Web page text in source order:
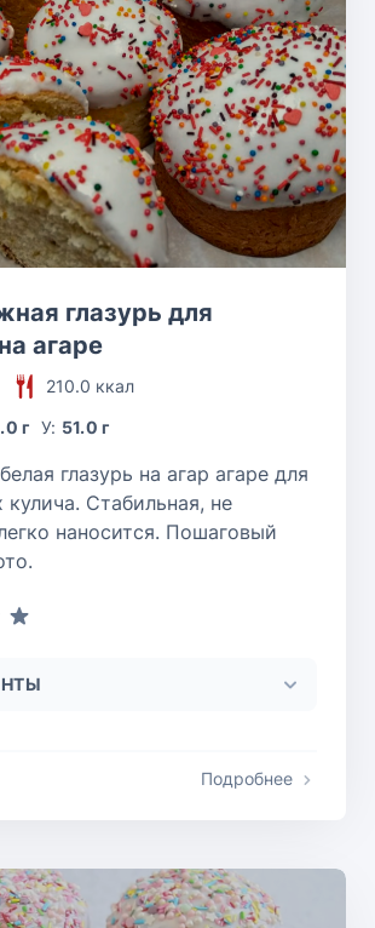
глазурь для
агаре
210.0 ккал
г У: 51.0 г
глазурь на агар агаре для
кулича. Стабильная, не
наносится. Пошаговый
Подробнее